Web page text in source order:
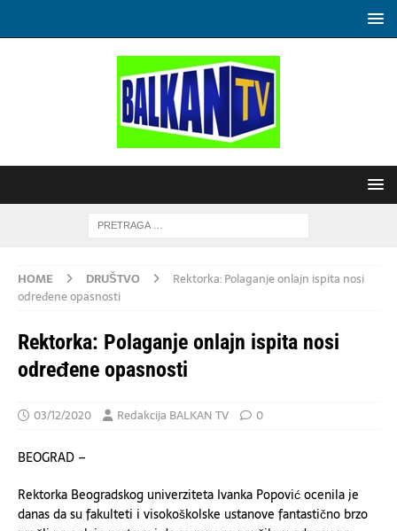
HOME DRUŠTVO
Rektorka: Polaganje onlajn ispita nosi
određene opasnosti
Rektorka: Polaganje onlajn ispita nosi
određene opasnosti
03/12/2020 Redakcija BALKAN TV 0
BEOGRAD –
Rektorka Beogradskog univerziteta Ivanka Popović ocenila je
danas da su fakulteti i visokoškolske ustanove fantastično brzo